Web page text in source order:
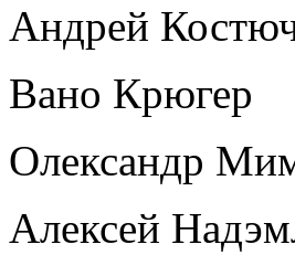
Андрей
Вано Крюгер
Олександр
Алексей